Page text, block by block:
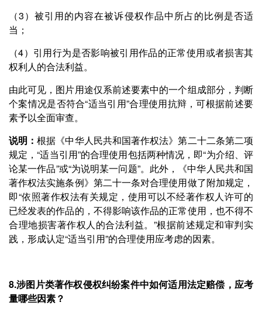
（3）被引用的内容在被诉侵权作品中所占的比例是否适
当；
（4）引用行为是否影响被引用作品的正常使用或者损害其
权利人的合法利益。
由此可见，图片用途仅系前述要素中的一个组成部分，判断
个案情况是否符合“适当引用”合理使用抗辩，可根据前述要
素予以全面审查。
说明：根据《中华人民共和国著作权法》第二十二条第二项
规定，“适当引用”的合理使用包括两种情况，即“为介绍、评
论某一作品”或“为说明某一问题”。此外，《中华人民共和国
著作权法实施条例》第二十一条对合理使用做了附加规定，
即“依照著作权法有关规定，使用可以不经著作权人许可的
已经发表的作品的，不得影响该作品的正常使用，也不得不
合理地损害著作权人的合法利益。”根据前述规定和审判实
践，形成认定“适当引用”的合理使用应考虑的因素。
8.涉图片类著作权侵权纠纷案件中如何适用法定赔偿，应考
量哪些因素？